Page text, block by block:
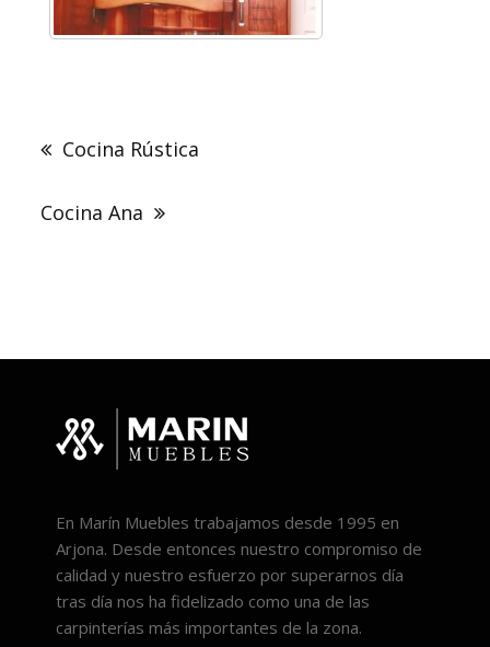
de
entradas
Cocina Rústica
Cocina Ana
En Marín Muebles trabajamos desde 1995 en
Arjona. Desde entonces nuestro compromiso de
calidad y nuestro esfuerzo por superarnos día
tras día nos ha fidelizado como una de las
carpinterías más importantes de la zona.